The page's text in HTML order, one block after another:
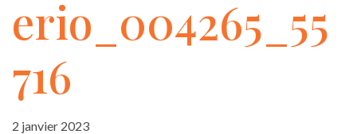
erio_004265_55
716
2 janvier 2023